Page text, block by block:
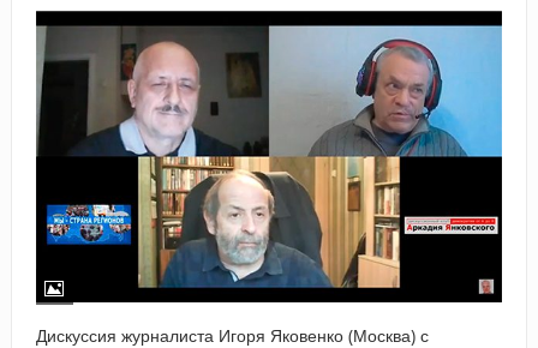
Дискуссия журналиста Игоря Яковенко (Москва) с